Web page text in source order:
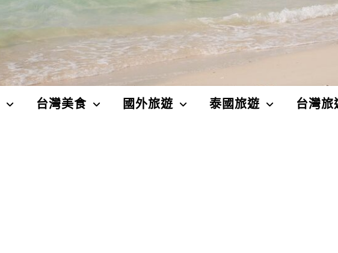
台灣美食 國外旅遊 泰國旅遊 台灣旅